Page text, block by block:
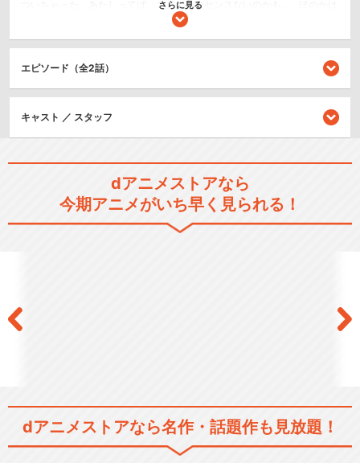
ついちゃった。あたしってば、スノボーのセンスないのかも…。ほのかは
スキーでステキなシュプール描いちゃってるし、アカネ先輩の出張タコ
かも中から生まれたのは、とってもかわいい鳥のヒナ。雲の園の老師だ
っていうおじいさんと、お付きのムタさんによると、「ほうおう」って
いう大事な鳥なんだって。ひかりが「ひなた」って名づけたその子、闇
の世界のヤツらに狙われていたの！
SF/ファンタジー
アクション/バトル
シリーズ／関連のアニメ作品
ふたりはプリキュアSplash☆
Star
さらに見る
エピソード（全2話）
キャスト ／ スタッフ
dアニメストアなら
今期アニメがいち早く見られる！
dアニメストアなら名作・話題作も見放題！